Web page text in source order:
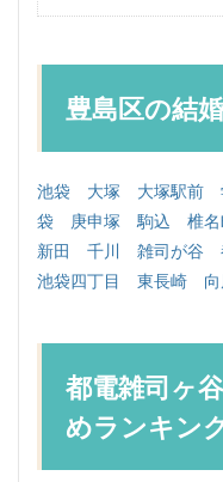
豊島区の結
池袋 大塚 大塚駅前
袋
庚申塚 駒込 椎
新田
千川 雑司が谷
池袋四丁目
東長崎
都電雑司ヶ
めランキン